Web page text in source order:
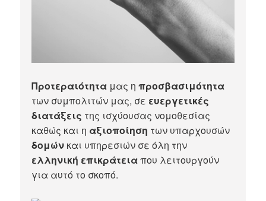
Προτεραιότητα μας ηπροσβασιμότητα
των συμπολιτών μας, σε ευεργετικές
διατάξεις της ισχύουσας νομοθεσίας
καθώς και η αξιοποίηση των υπαρχουσών
δομών και υπηρεσιών σε όλη την
ελληνική επικράτειαπου λειτουργούν
για αυτό το σκοπό.​